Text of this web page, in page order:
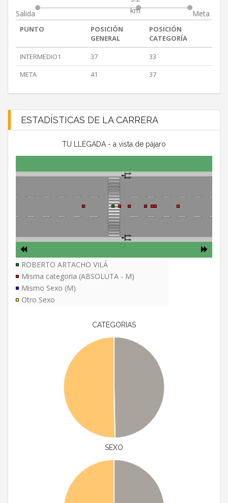
Salida
km
Meta
PUNTO
POSICIÓN
GENERAL
POSICIÓN
CATEGORÍA
INTERMEDIO1
37
33
META
41 37
ESTADÍSTICAS DE LA CARRERA
TU LLEGADA - a vista de pájaro
ROBERTO ARTACHO VILÁ
Misma categoria (ABSOLUTA - M)
Mismo Sexo (M)
Otro Sexo
CATEGORIAS
SEXO